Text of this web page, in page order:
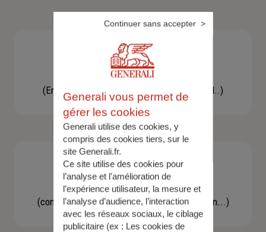
Besoin d'une assistance
(En cas d'accident, bris de glace, un conseil..)
Demande d'information
(concernant une actualité, une réglementation...)
Generali vous permet de
gérer les cookies
Generali utilise des cookies, y
compris des cookies tiers, sur le
site Generali.fr.
Ce site utilise des cookies pour
l’analyse et l'amélioration de
l’expérience utilisateur, la mesure et
l’analyse d’audience, l’interaction
avec les réseaux sociaux, le ciblage
publicitaire (ex : Les cookies de
Continuer sans accepter